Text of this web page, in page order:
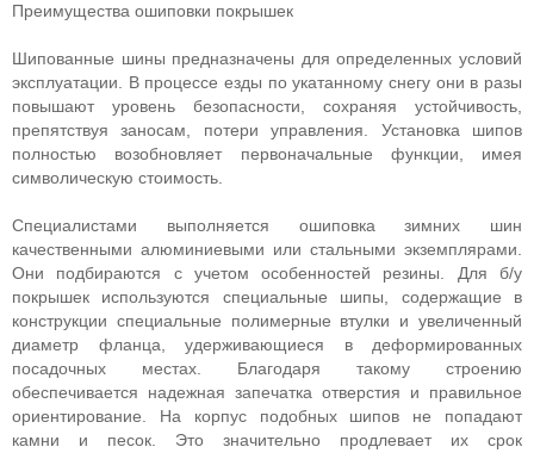
Преимущества ошиповки покрышек
Шипованные шины предназначены для определенных условий
эксплуатации. В процессе езды по укатанному снегу они в разы
повышают уровень безопасности, сохраняя устойчивость,
препятствуя заносам, потери управления. Установка шипов
полностью возобновляет первоначальные функции, имея
символическую стоимость.
Специалистами выполняется ошиповка зимних шин
качественными алюминиевыми или стальными экземплярами.
Они подбираются с учетом особенностей резины. Для б/у
покрышек используются специальные шипы, содержащие в
конструкции специальные полимерные втулки и увеличенный
диаметр фланца, удерживающиеся в деформированных
посадочных местах. Благодаря такому строению
обеспечивается надежная запечатка отверстия и правильное
ориентирование. На корпус подобных шипов не попадают
камни и песок. Это значительно продлевает их срок